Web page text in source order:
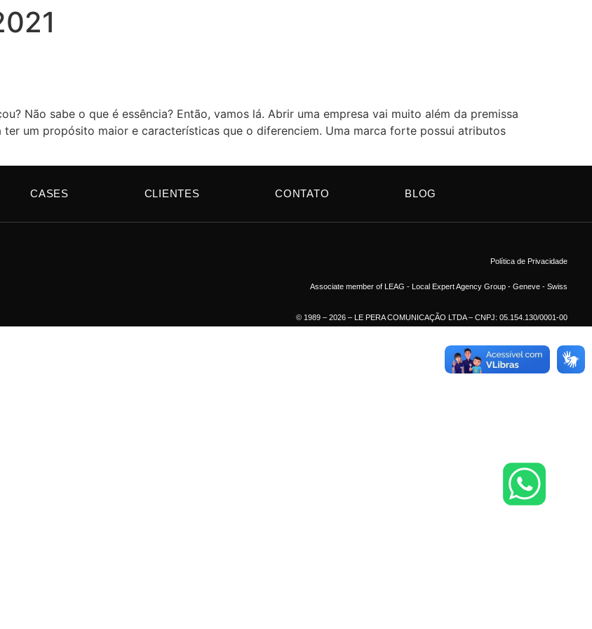
Não sabe o que é essência? Então, vamos lá. Abrir uma empresa vai muito além da premissa
um propósito maior e características que o diferenciem. Uma marca forte possui atributos
CASES CLIENTES CONTATO BLOG
Política de Privacidade
Associate member of LEAG - Local Expert Agency Group - Geneve - Swiss
© 1989 – 2026 – LE PERA COMUNICAÇÃO LTDA – CNPJ: 05.154.130/0001-00